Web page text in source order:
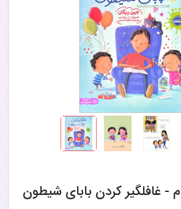
- غافلگیر کردن بابای شیطون